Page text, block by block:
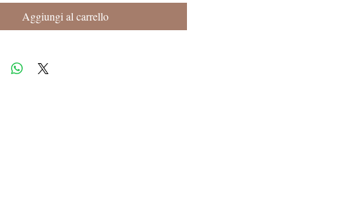
Aggiungi al carrello